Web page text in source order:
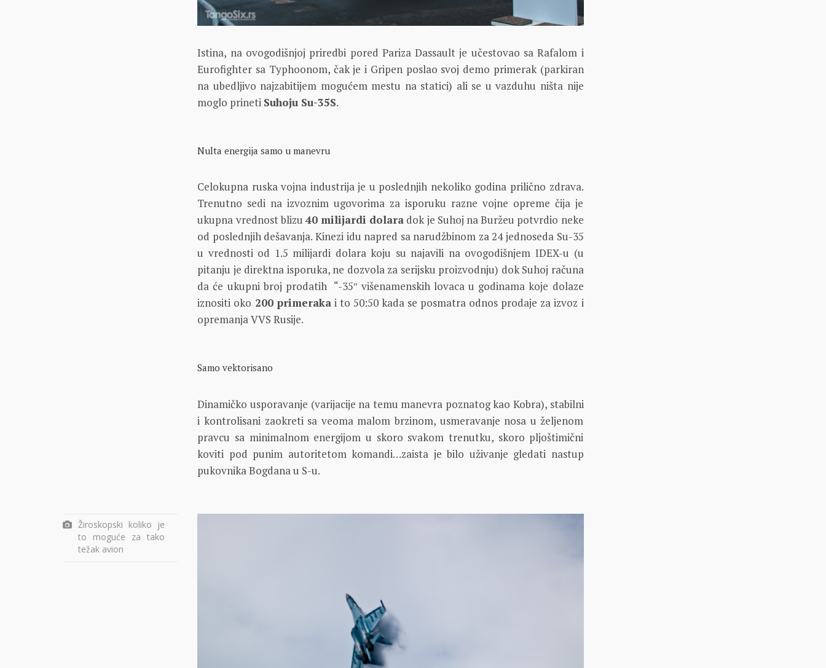
Istina, na ovogodišnjoj priredbi pored Pariza Dassault je učestovao sa Rafalom i
Eurofighter sa Typhoonom, čak je i Gripen poslao svoj demo primerak (parkiran
na ubedljivo najzabitijem mogućem mestu na statici) ali se u vazduhu ništa nije
moglo prineti Suhoju Su-35S.
Nulta energija samo u manevru
Celokupna ruska vojna industrija je u poslednjih nekoliko godina prilično zdrava.
Trenutno sedi na izvoznim ugovorima za isporuku razne vojne opreme čija je
ukupna vrednost blizu 40 milijardi dolara dok je Suhoj na Buržeu potvrdio neke
od poslednjih dešavanja. Kinezi idu napred sa narudžbinom za 24 jednoseda Su-35
u vrednosti od 1.5 milijardi dolara koju su najavili na ovogodišnjem IDEX-u (u
pitanju je direktna isporuka, ne dozvola za serijsku proizvodnju) dok Suhoj računa
da će ukupni broj prodatih “-35″ višenamenskih lovaca u godinama koje dolaze
iznositi oko 200 primerakai to 50:50 kada se posmatra odnos prodaje za izvoz i
opremanja VVS Rusije.
Samo vektorisano
Dinamičko usporavanje (varijacije na temu manevra poznatog kao Kobra), stabilni
i kontrolisani zaokreti sa veoma malom brzinom, usmeravanje nosa u željenom
pravcu sa minimalnom energijom u skoro svakom trenutku, skoro pljoštimični
koviti pod punim autoritetom komandi…zaista je bilo uživanje gledati nastup
pukovnika Bogdana u S-u.
Žiroskopski koliko je
to moguće za tako
težak avion